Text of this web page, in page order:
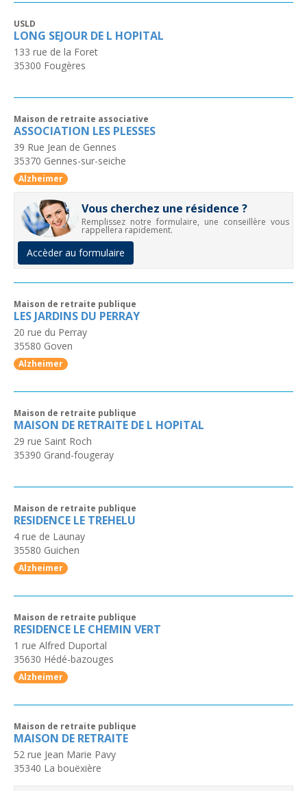
USLD
LONG SEJOUR DE L HOPITAL
133 rue de la Foret
35300 Fougères
Maison de retraite associative
ASSOCIATION LES PLESSES
39 Rue Jean de Gennes
35370 Gennes-sur-seiche
Alzheimer
Vous cherchez une résidence ?
Remplissez notre formulaire, une conseillère vous
rappellera rapidement.
Accèder au formulaire
Maison de retraite publique
LES JARDINS DU PERRAY
20 rue du Perray
35580 Goven
Alzheimer
Maison de retraite publique
MAISON DE RETRAITE DE L HOPITAL
29 rue Saint Roch
35390 Grand-fougeray
Maison de retraite publique
RESIDENCE LE TREHELU
4 rue de Launay
35580 Guichen
Alzheimer
Maison de retraite publique
RESIDENCE LE CHEMIN VERT
1 rue Alfred Duportal
35630 Hédé-bazouges
Alzheimer
Maison de retraite publique
MAISON DE RETRAITE
52 rue Jean Marie Pavy
35340 La bouëxière